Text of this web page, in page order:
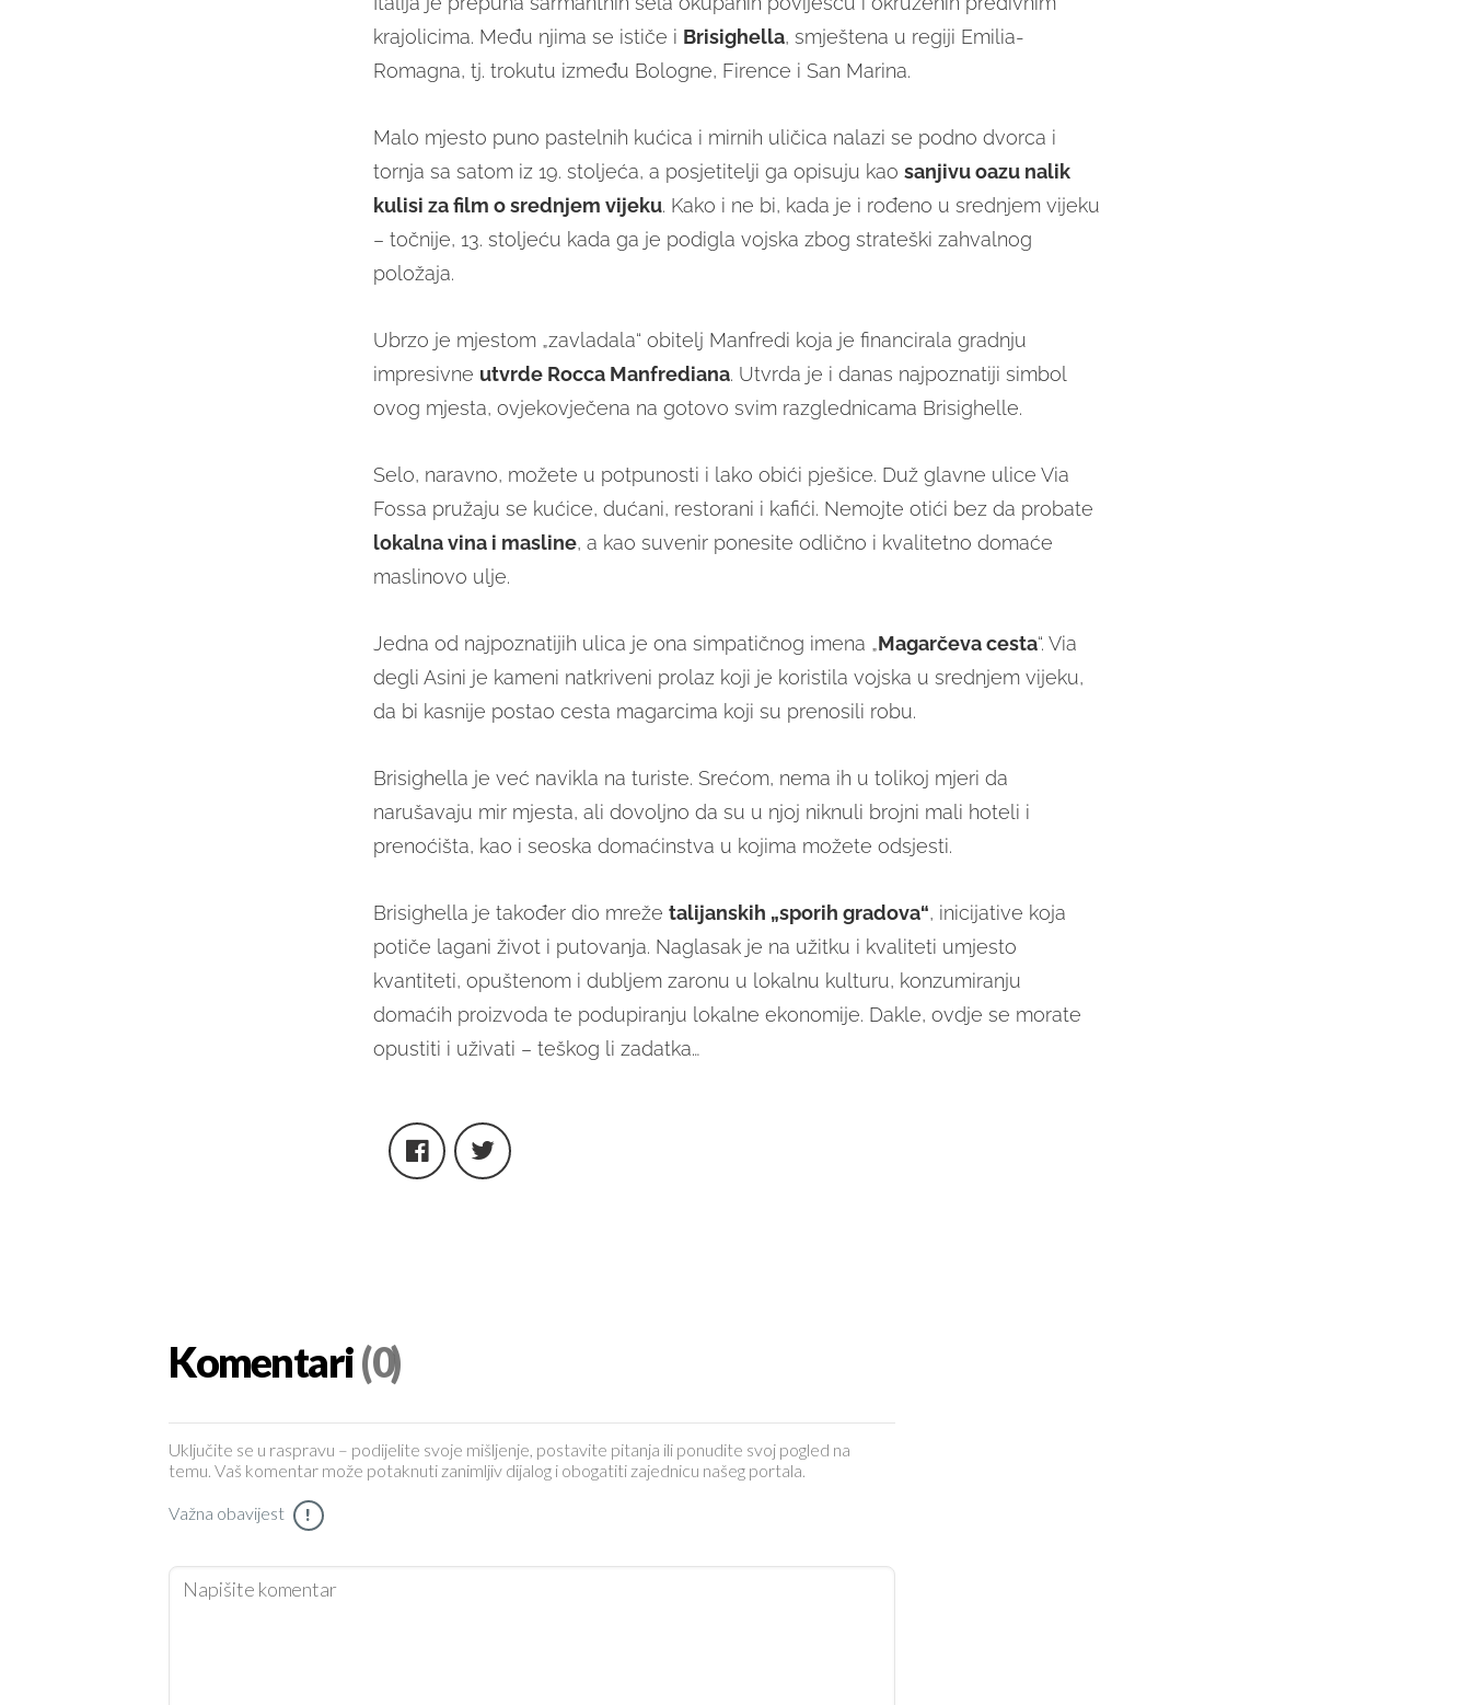
krajolicima. Među njima se ističe i Brisighella, smještena u regiji Emilia-
Romagna, tj. trokutu između Bologne, Firence i San Marina.
Malo mjesto puno pastelnih kućica i mirnih uličica nalazi se podno dvorca i
tornja sa satom iz 19. stoljeća, a posjetitelji ga opisuju kao sanjivu oazu nalik
kulisi za film o srednjem vijeku. Kako i ne bi, kada je i rođeno u srednjem vijeku
– točnije, 13. stoljeću kada ga je podigla vojska zbog strateški zahvalnog
položaja.
Ubrzo je mjestom „zavladala“ obitelj Manfredi koja je financirala gradnju
impresivne utvrde Rocca Manfrediana. Utvrda je i danas najpoznatiji simbol
ovog mjesta, ovjekovječena na gotovo svim razglednicama Brisighelle.
Selo, naravno, možete u potpunosti i lako obići pješice. Duž glavne ulice Via
Fossa pružaju se kućice, dućani, restorani i kafići. Nemojte otići bez da probate
lokalna vina i masline, a kao suvenir ponesite odlično i kvalitetno domaće
maslinovo ulje.
Jedna od najpoznatijih ulica je ona simpatičnog imena „Magarčeva cesta“. Via
degli Asini je kameni natkriveni prolaz koji je koristila vojska u srednjem vijeku,
da bi kasnije postao cesta magarcima koji su prenosili robu.
Brisighella je već navikla na turiste. Srećom, nema ih u tolikoj mjeri da
narušavaju mir mjesta, ali dovoljno da su u njoj niknuli brojni mali hoteli i
prenoćišta, kao i seoska domaćinstva u kojima možete odsjesti.
Brisighella je također dio mreže talijanskih „sporih gradova“, inicijative koja
potiče lagani život i putovanja. Naglasak je na užitku i kvaliteti umjesto
kvantiteti, opuštenom i dubljem zaronu u lokalnu kulturu, konzumiranju
domaćih proizvoda te podupiranju lokalne ekonomije. Dakle, ovdje se morate
opustiti i uživati – teškog li zadatka…
Komentari(0)
Uključite se u raspravu – podijelite svoje mišljenje, postavite pitanja ili ponudite svoj pogled na
temu. Vaš komentar može potaknuti zanimljiv dijalog i obogatiti zajednicu našeg portala.
Važna obavijest !